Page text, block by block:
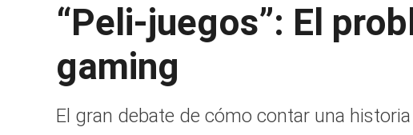
“Peli-juegos”: El
gaming
El gran debate de cómo contar una